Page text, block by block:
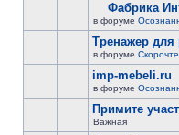
Фабрика
в форуме
Тренажер для
в форуме
imp-mebeli.ru
в форуме
Примите
Важная